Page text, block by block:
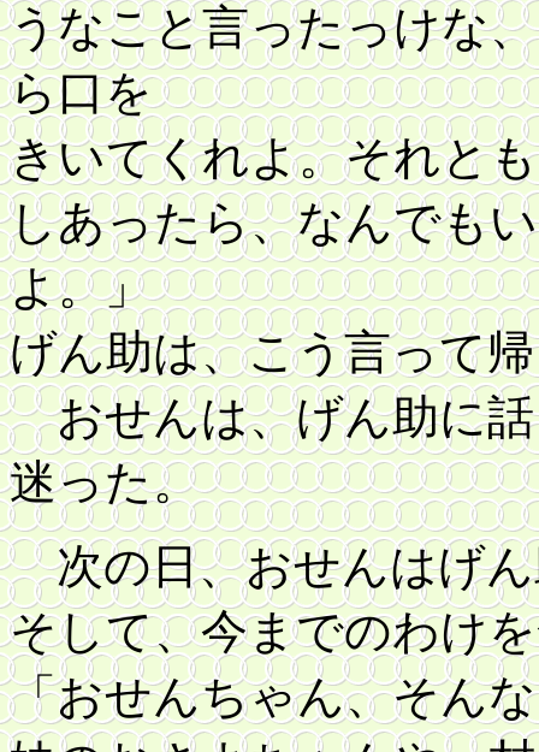
うなこと言ったっけな
ら口を
きいてくれよ。それと
しあったら、なんでも
よ。」
げん助は、こう言って
おせんは、げん助に話
迷った。
次の日、おせんはげん
そして、今までのわけ
「おせんちゃん、そん